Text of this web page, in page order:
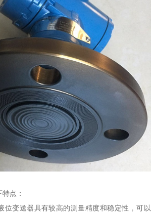
点：
位变送器具有较高的测量精度和稳定性，可以